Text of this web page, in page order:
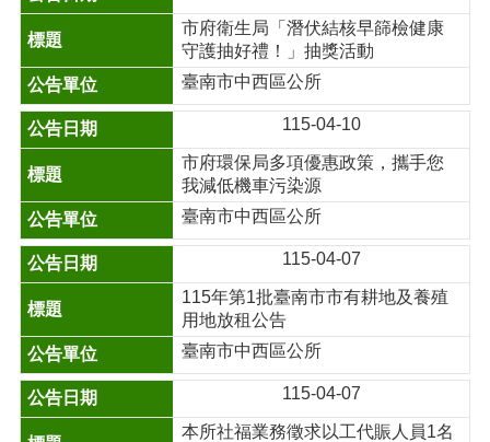
市府衛生局「潛伏結核早篩檢健康
守護抽好禮！」抽獎活動
臺南市中西區公所
115-04-10
市府環保局多項優惠政策，攜手您
我減低機車污染源
臺南市中西區公所
115-04-07
115年第1批臺南市市有耕地及養殖
用地放租公告
臺南市中西區公所
115-04-07
本所社福業務徵求以工代賑人員1名